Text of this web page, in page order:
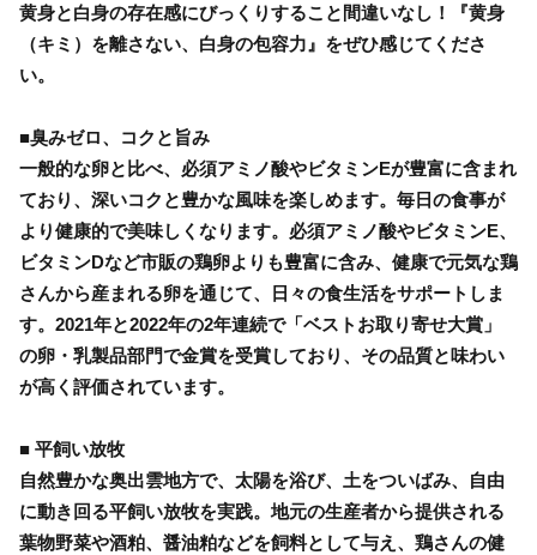
黄身と白身の存在感にびっくりすること間違いなし！『黄身
（キミ）を離さない、白身の包容力』をぜひ感じてくださ
い。
■臭みゼロ、コクと旨み
一般的な卵と比べ、必須アミノ酸やビタミンEが豊富に含まれ
ており、深いコクと豊かな風味を楽しめます。毎日の食事が
より健康的で美味しくなります。必須アミノ酸やビタミンE、
ビタミンDなど市販の鶏卵よりも豊富に含み、健康で元気な鶏
さんから産まれる卵を通じて、日々の食生活をサポートしま
す。2021年と2022年の2年連続で「ベストお取り寄せ大賞」
の卵・乳製品部門で金賞を受賞しており、その品質と味わい
が高く評価されています。
■ 平飼い放牧
自然豊かな奥出雲地方で、太陽を浴び、土をついばみ、自由
に動き回る平飼い放牧を実践。地元の生産者から提供される
葉物野菜や酒粕、醤油粕などを飼料として与え、鶏さんの健